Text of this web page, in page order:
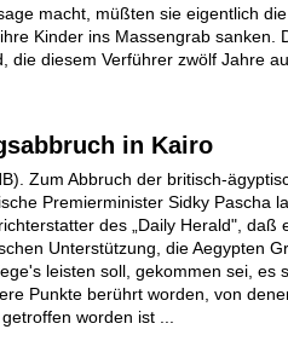
macht, müßten sie eigentlich
Kinder ins Massengrab sanken.
die diesem Verführer zwölf Jahre
in Kairo
Zum Abbruch der britisch-
Premierminister Sidky Pascha
des „Daily Herald", daß
Unterstützung, die Aegypten
leisten soll, gekommen sei, es
Punkte berührt worden, von
worden ist ...